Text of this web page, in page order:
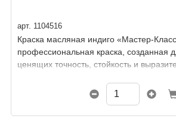
арт. 1104516
Краска масляная индиго «Мастер-
профессиональная краска, созданная
ценящих точность, стойкость и